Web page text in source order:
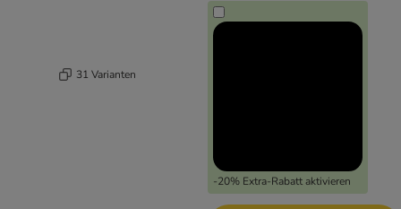
31 Varianten
-20% Extra-Rabatt aktivieren